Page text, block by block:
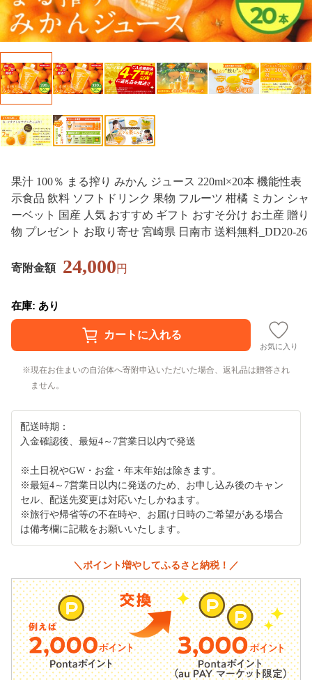
果汁 100％ まる搾り みかん ジュース 220ml×20本 機能性表
示食品 飲料 ソフトドリンク 果物 フルーツ 柑橘 ミカン シャ
ーベット 国産 人気 おすすめ ギフト おすそ分け お土産 贈り
物 プレゼント お取り寄せ 宮崎県 日南市 送料無料_DD20-26
寄附金額 24,000円
在庫: あり
お気に入り
現在お住まいの自治体へ寄附申込いただいた場合、返礼品は贈答され
ません。
配送時期：
入金確認後、最短4～7営業日以内で発送
※土日祝やGW・お盆・年末年始は除きます。
※最短4～7営業日以内に発送のため、お申し込み後のキャン
セル、配送先変更は対応いたしかねます。
※旅行や帰省等の不在時や、お届け日時のご希望がある場合
は備考欄に記載をお願いいたします。
＼ポイント増やしてふるさと納税！／